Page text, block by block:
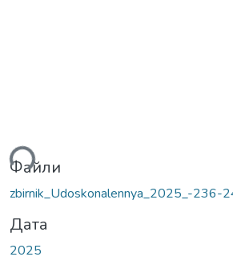
Файли
zbirnik_Udoskonalennya_2025_-236-
Дата
2025